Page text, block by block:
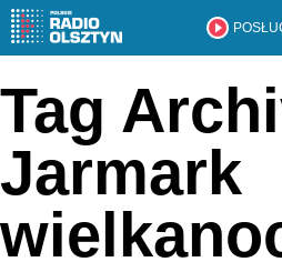
Tag
Jarmark